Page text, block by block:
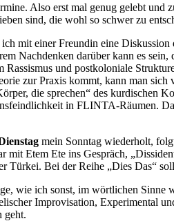
Also erst mal genug gelebt
sind, die wohl so schwer zu
mit einer Freundin eine Diskussion
Nachdenken darüber kann es
Rassismus und postkoloniale
zur Praxis kommt, kann man
die sprechen“ des kurdischen
in FLINTA-Räumen.
mein Sonntag wiederholt,
mit Etem Ete ins Gespräch,
Türkei. Bei der Reihe „Dies Das“
wie ich sonst, im wörtlichen
Improvisation, Experimental
geht.